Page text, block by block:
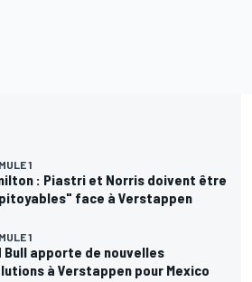
1
: Piastri et Norris doivent être
face à Verstappen
1
Bull apporte de nouvelles
à Verstappen pour Mexico